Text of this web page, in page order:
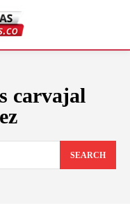
carvajal
SEARCH